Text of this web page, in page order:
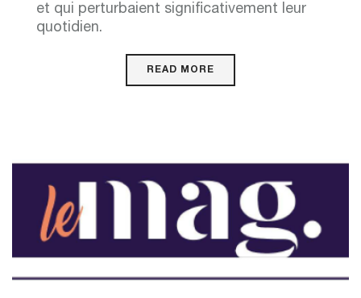
et qui perturbaient significativement leur
quotidien.
READ MORE